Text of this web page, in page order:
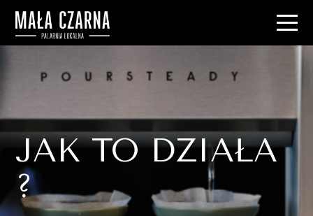
JAK TO DZIAŁA
?